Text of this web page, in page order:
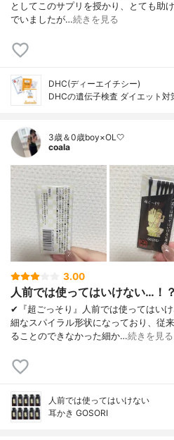
としてこのサプリを授かり、とても助
でいましたが…続きを見る
DHC(ディーエイチシー)
DHCの遺伝子検査 ダイエット対
3歳＆0歳boy×OL🤍
coala
3.00
人前では使ってはいけない…！？
✔︎『超ごっそり』人前では使ってはい
細なスパイラル形状になっており、従
ることのできなかった細か…続きを見る
人前では使ってはいけない
耳かき GOSORI